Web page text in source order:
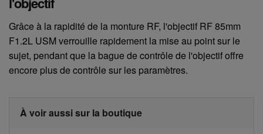
Grâce à la rapidité de la monture RF, l'objectif RF 85mm
F1.2L USM verrouille rapidement la mise au point sur le
sujet, pendant que la bague de contrôle de l'objectif offre
encore plus de contrôle sur les paramètres.
À voir aussi sur la boutique